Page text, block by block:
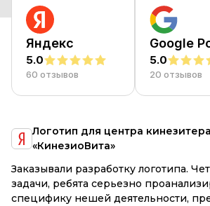
Яндекс
5.0
60 отзывов
Google
5.0
20 отзывов
Логотип для центра
«КинезиоВита»
Заказывали разработку логотипа.
задачи, ребята серьезно
специфику нешей деятельности,